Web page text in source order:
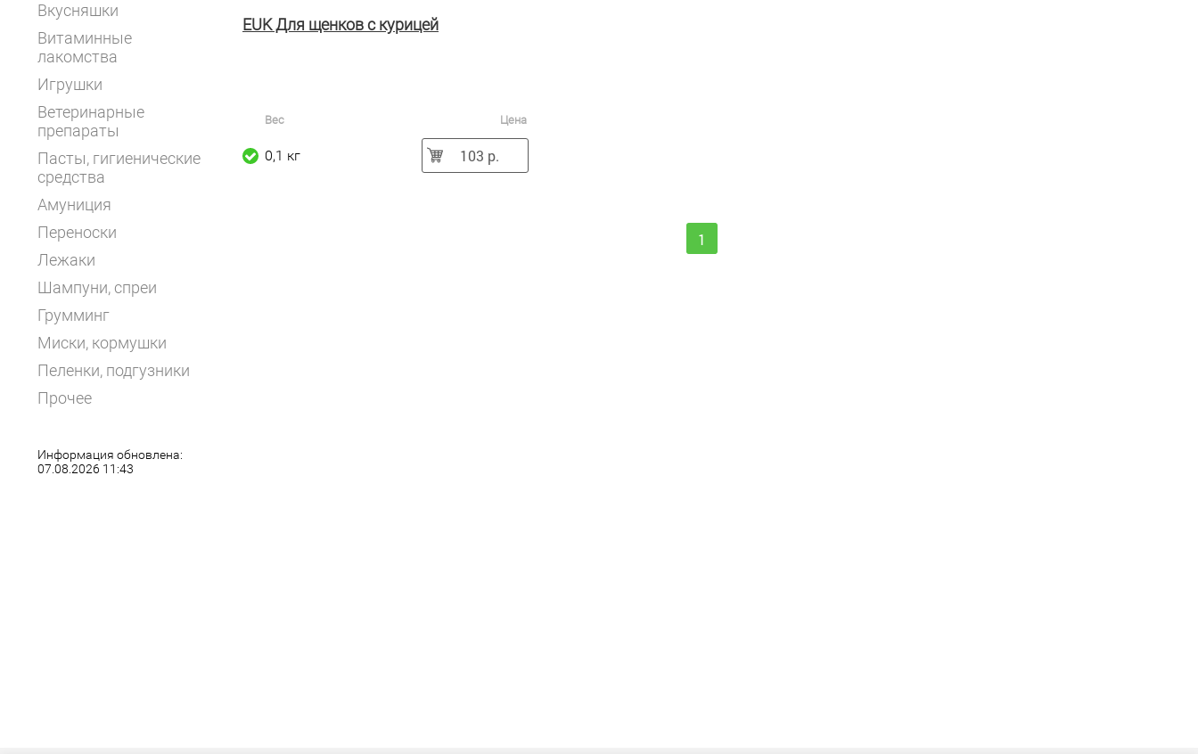
Вкусняшки
Витаминные
лакомства
Игрушки
Ветеринарные
препараты
Пасты, гигиенические
средства
Амуниция
Переноски
Лежаки
Шампуни, спреи
Грумминг
Миски, кормушки
Пеленки, подгузники
Прочее
Информация обновлена:
07.08.2026 11:43
EUK Для щенков с курицей
Вес Цена
0,1 кг 103 р.
1